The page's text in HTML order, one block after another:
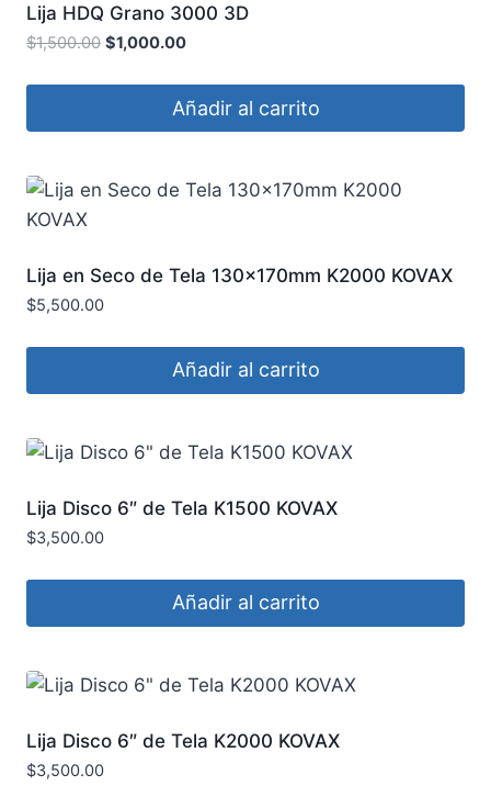
Lija HDQ Grano 3000 3D
$1,500.00 $1,000.00
Añadir al carrito
Lija en Seco de Tela 130x170mm K2000 KOVAX
$5,500.00
Añadir al carrito
Lija Disco 6″ de Tela K1500 KOVAX
$3,500.00
Añadir al carrito
Lija Disco 6″ de Tela K2000 KOVAX
$3,500.00